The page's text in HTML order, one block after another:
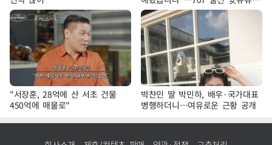
'완벽 소화'
"서장훈, 28억에 산 서초 건물
450억에 매물로"
박찬민 딸 박민하, 배우·국가대표
병행하더니…여유로운 근황 공개